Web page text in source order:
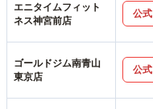
エニタイムフィット
ネス神宮前店
公式
ゴールドジム南青山
東京店
公式